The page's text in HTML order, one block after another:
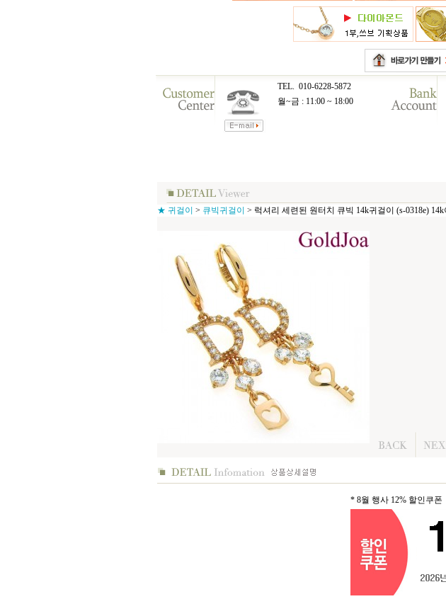
TEL. 010-6228-5872
월~금 : 11:00 ~ 18:00
★ 귀걸이 > 큐빅귀걸이 > 럭셔리 세련된 원터치 큐빅 14k귀걸이 (s-0318e)
* 8월 행사 12% 할인쿠폰